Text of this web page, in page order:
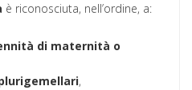
è riconosciuta, nell’ordine, a:
di maternità o
,